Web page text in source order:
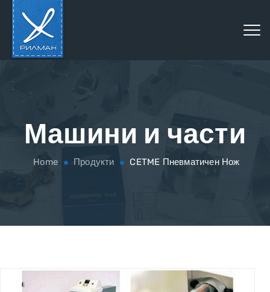
Машини и части
Home Продукти CETME Пневматичен Нож